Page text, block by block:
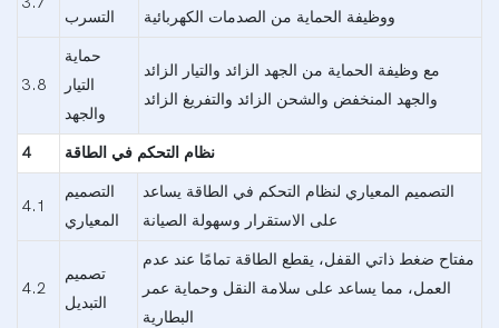
التسرب ووظيفة الحماية من الصدمات الكهربائية
3.8
حماية
التيار
والجهد
مع وظيفة الحماية من الجهد الزائد والتيار الزائد
والجهد المنخفض والشحن الزائد والتفريغ الزائد
4 نظام التحكم في الطاقة
4.1
التصميم
المعياري
التصميم المعياري لنظام التحكم في الطاقة يساعد
على الاستقرار وسهولة الصيانة
4.2
تصميم
التبديل
مفتاح ضغط ذاتي القفل، يقطع الطاقة تمامًا عند عدم
العمل، مما يساعد على سلامة النقل وحماية عمر
البطارية